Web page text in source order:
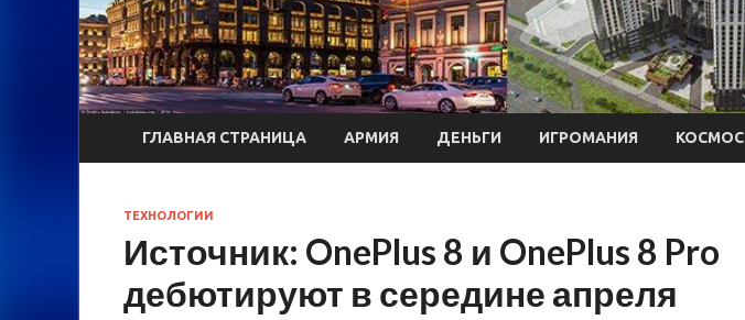
ГЛАВНАЯ СТРАНИЦА АРМИЯ ДЕНЬГИ ИГРОМАНИЯ КОСМОС
ТЕХНОЛОГИИ
Источник: OnePlus 8 и OnePlus 8 Pro
дебютируют в середине апреля